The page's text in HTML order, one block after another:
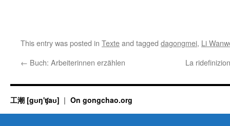
This entry was posted in Texteand tagged dagongmei, Li
← Buch: Arbeiterinnen erzählen La
工潮 [gʊŋ'ʧaʊ] On gongchao.org